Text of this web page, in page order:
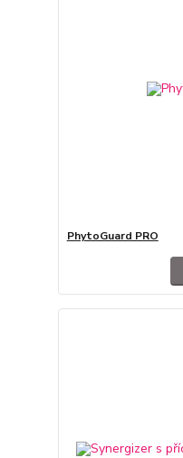
PhytoGuard PRO